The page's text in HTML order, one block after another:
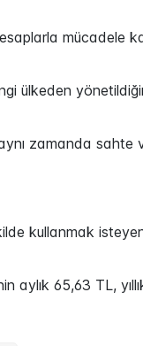
mücadele
ülkeden
aynı zamanda
kullanmak
aylık 65,63 TL,